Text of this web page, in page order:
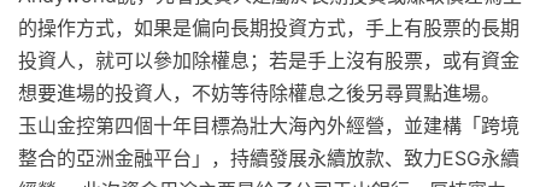
的操作方式，如果是偏向長期投資方式，手上有股票的長期
投資人，就可以參加除權息；若是手上沒有股票，或有資金
想要進場的投資人，不妨等待除權息之後另尋買點進場。
玉山金控第四個十年目標為壯大海內外經營，並建構「跨境
整合的亞洲金融平台」，持續發展永續放款、致力ESG永續